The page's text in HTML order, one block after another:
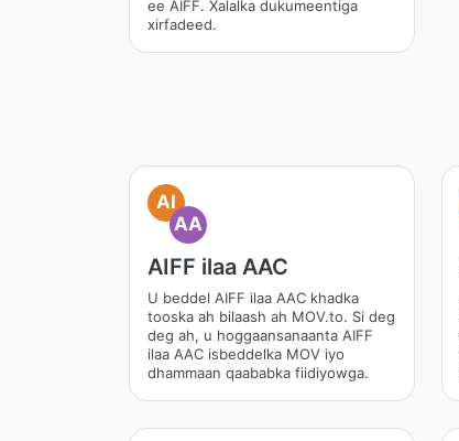
ee AIFF. Xalalka dukumeentiga
xirfadeed.
AI
AA
AIFF ilaa AAC
U beddel AIFF ilaa AAC khadka
tooska ah bilaash ah MOV.to. Si deg
deg ah, u hoggaansanaanta AIFF
ilaa AAC isbeddelka MOV iyo
dhammaan qaababka fiidiyowga.